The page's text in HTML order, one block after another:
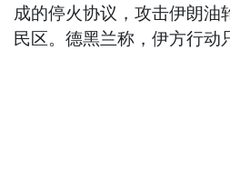
成的停火协议，攻击伊朗油
民区。德黑兰称，伊方行动